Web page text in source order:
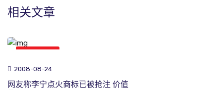
相关文章
2008-08-24
网友称李宁点火商标已被抢注 价值